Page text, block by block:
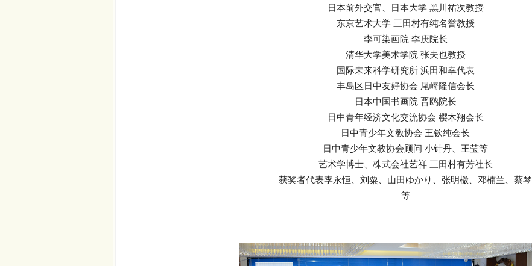
日本前外交官、日本大学 黑川祐次教授
东京艺术大学 三田村有纯名誉教授
李可染画院 李庚院长
清华大学美术学院 张夫也教授
国际未来科学研究所 浜田和幸代表
丰岛区日中友好协会 尾崎隆信会长
日本中国书画院 晋鸥院长
日中青年经济文化交流协会 樱木翔会长
日中青少年文教协会 王钦纯会长
日中青少年文教协会顾问 小针丹、王莹等
艺术学博士、株式会社艺祥 三田村有芳社长
获奖者代表李永恒、刘粟、山田ゆかり、张明檄、邓楠兰、蔡琴
等